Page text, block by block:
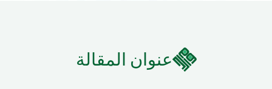
عنوان المقالة